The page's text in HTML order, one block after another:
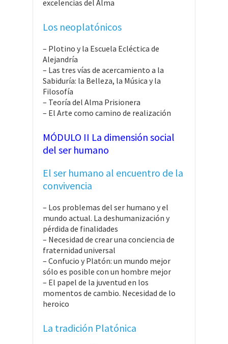
excelencias del Alma
Los neoplatónicos
– Plotino y la Escuela Ecléctica de
Alejandría
– Las tres vías de acercamiento a la
Sabiduría: la Belleza, la Música y la
Filosofía
– Teoría del Alma Prisionera
– El Arte como camino de realización
MÓDULO II La dimensión social
del ser humano
El ser humano al encuentro de la
convivencia
– Los problemas del ser humano y el
mundo actual. La deshumanización y
pérdida de finalidades
– Necesidad de crear una conciencia de
fraternidad universal
– Confucio y Platón: un mundo mejor
sólo es posible con un hombre mejor
– El papel de la juventud en los
momentos de cambio. Necesidad de lo
heroico
La tradición Platónica